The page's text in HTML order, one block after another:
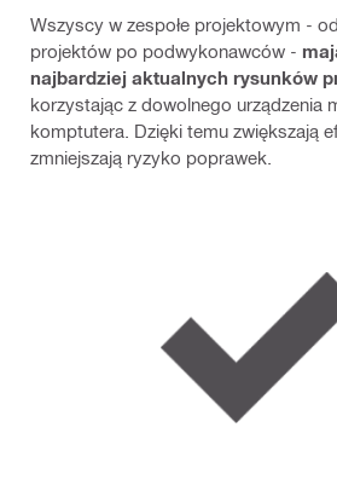
Wszyscy w zespołe projektowym -
projektów po podwykonawców -
najbardziej aktualnych rysunków
korzystając z dowolnego urządzenia
komptutera. Dzięki temu zwiększają
zmniejszają ryzyko poprawek.